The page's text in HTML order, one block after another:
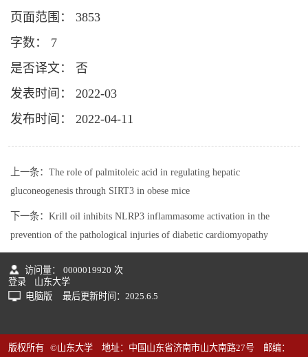
页面范围： 3853
字数： 7
是否译文： 否
发表时间： 2022-03
发布时间： 2022-04-11
上一条： The role of palmitoleic acid in regulating hepatic
gluconeogenesis through SIRT3 in obese mice
下一条： Krill oil inhibits NLRP3 inflammasome activation in the
prevention of the pathological injuries of diabetic cardiomyopathy
访问量： 0000019920 次
登录
山东大学
电脑版
最后更新时间： 2025 6 5
版权所有 ©山东大学 地址：中国山东省济南市山大南路27号 邮编：